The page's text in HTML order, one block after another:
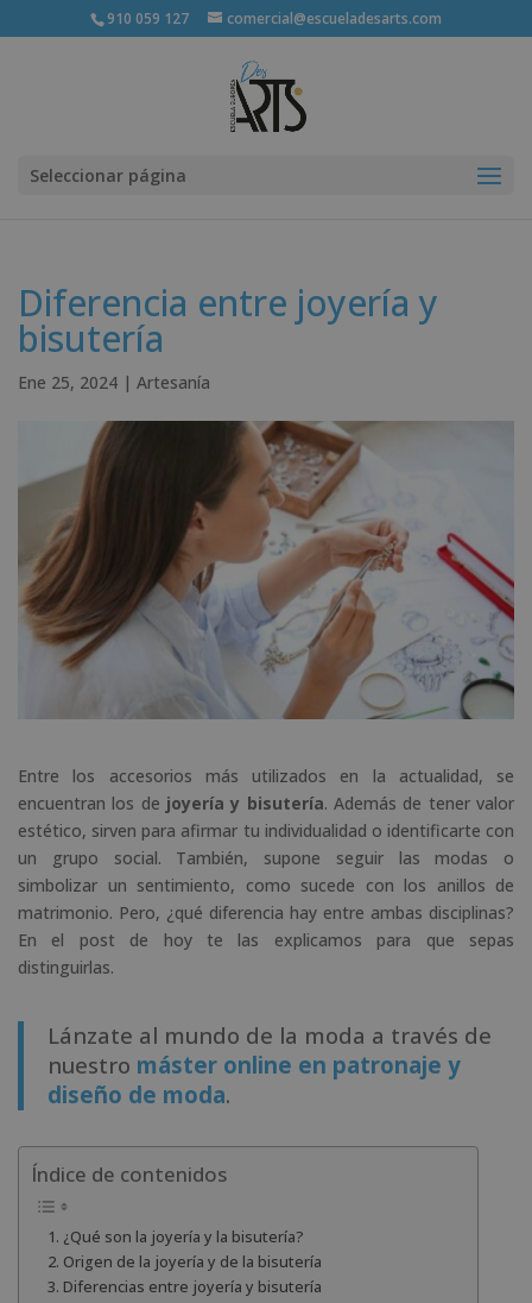
910 059 127 comercial@escueladesarts.com
Seleccionar página
Diferencia entre joyería y
bisutería
Ene 25, 2024 | Artesanía
Entre los accesorios más utilizados en la actualidad, se
encuentran los de joyería y bisutería. Además de tener valor
estético, sirven para afirmar tu individualidad o identificarte con
un grupo social. También, supone seguir las modas o
simbolizar un sentimiento, como sucede con los anillos de
matrimonio. Pero, ¿qué diferencia hay entre ambas disciplinas?
En el post de hoy te las explicamos para que sepas
distinguirlas.
Lánzate al mundo de la moda a través de
nuestro máster online en patronaje y
diseño de moda.
Índice de contenidos
¿Qué son la joyería y la bisutería?
Origen de la joyería y de la bisutería
Diferencias entre joyería y bisutería